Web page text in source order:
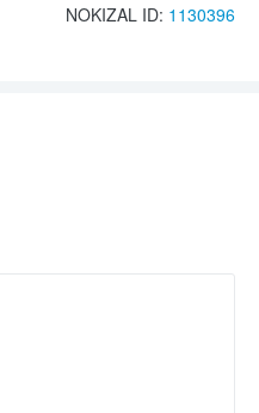
NOKIZAL ID: 1130396